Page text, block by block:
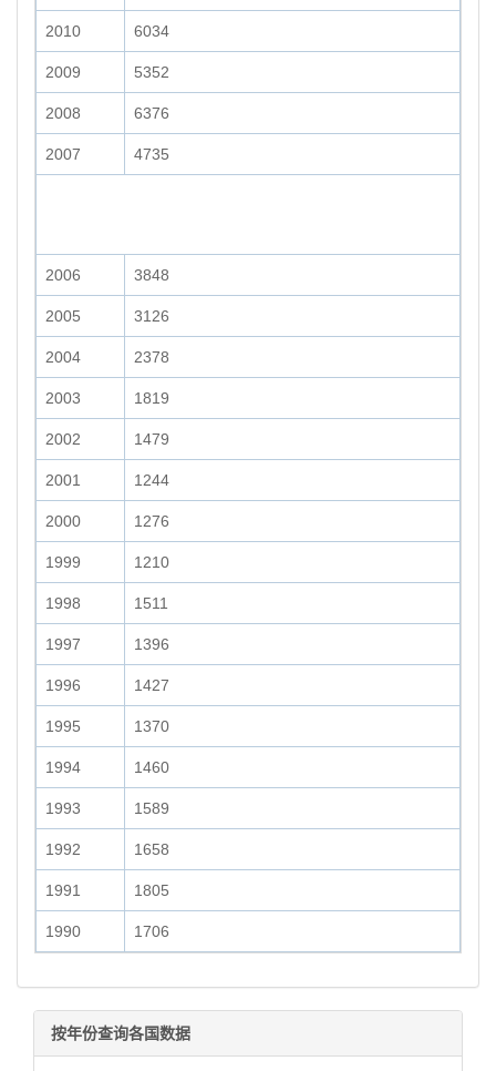
2010 6034
2009 5352
2008 6376
2007 4735
2006 3848
2005 3126
2004 2378
2003 1819
2002 1479
2001 1244
2000 1276
1999 1210
1998 1511
1997 1396
1996 1427
1995 1370
1994 1460
1993 1589
1992 1658
1991 1805
1990 1706
按年份查询各国数据